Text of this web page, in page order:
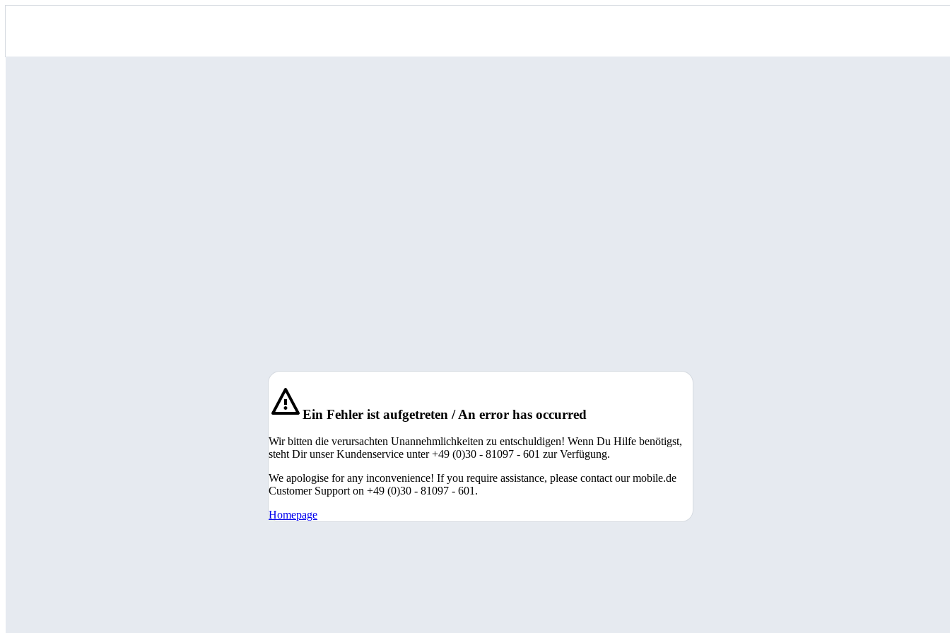
Ein Fehler ist aufgetreten / An error has occurred
Wir bitten die verursachten Unannehmlichkeiten zu entschuldigen! Wenn Du Hilfe benötigst,
steht Dir unser Kundenservice unter +49 (0)30 - 81097 - 601 zur Verfügung.
We apologise for any inconvenience! If you require assistance, please contact our mobile.de
Customer Support on +49 (0)30 - 81097 - 601.
Homepage